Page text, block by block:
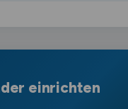
einrichten